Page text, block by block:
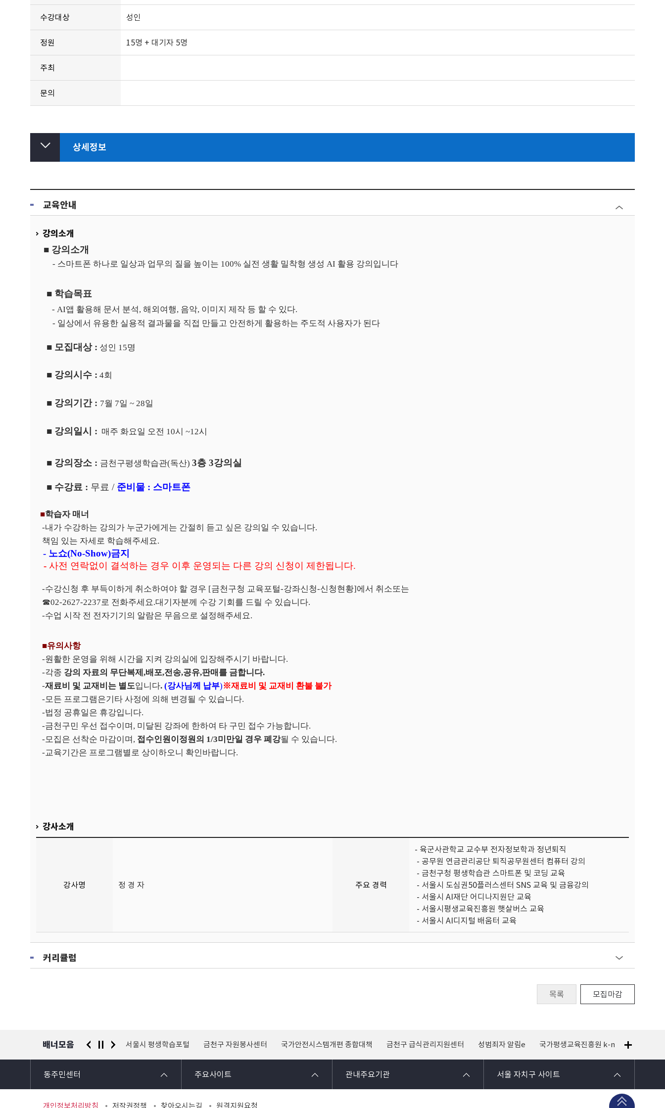
수강대상 성인
정원 15명 + 대기자 5명
주최
문의
상세정보
교육안내
강의소개
■ 강의소개
- 스마트폰 하나로 일상과 업무의 질을 높이는 100% 실전 생활 밀착형 생성 AI 활용 강의입니다
■ 학습목표
-AI앱 활용해 문서 분석,해외여행, 음악, 이미지 제작 등 할 수 있다.
- 일상에서 유용한 실용적 결과물을 직접 만들고 안전하게 활용하는 주도적 사용자가 된다
■ 모집대상 : 성인 15명
■ 강의시수 : 4회
■ 강의기간 : 7월 7일 ~ 28일
■ 강의일시 : 매주 화요일 오전 10시 ~12시
■ 강의장소 : 금천구평생학습관(독산) 3층 3강의실
■ 수강료 : 무료 / 준비물 : 스마트폰
■학습자 매너
-내가 수강하는 강의가 누군가에게는 간절히 듣고 싶은 강의일 수 있습니다.
책임 있는 자세로 학습해주세요.
- 노쇼(No-Show)금지
- 사전 연락없이 결석하는 경우 이후 운영되는 다른 강의 신청이 제한됩니다.
-수강신청 후 부득이하게 취소하여야 할 경우 [금천구청 교육포털-강좌신청-신청현황]에서 취소또는
☎02-2627-2237 로 전화주세요.대기자분께 수강 기회를 드릴 수 있습니다.
-수업 시작 전 전자기기의 알람은 무음으로 설정해주세요.
■유의사항
-원활한 운영을 위해 시간을 지켜 강의실에 입장해주시기 바랍니다.
-각종 강의 자료의 무단복제 ,배포,전송,공유,판매를 금합니다.
-재료비 및 교재비는 별도입니다. (강사님께 납부)※재료비 및 교재비 환불 불가
- 모든 프로그램은기타 사정에 의해 변경될 수 있습니다.
-법정 공휴일은 휴강입니다.
-금천구민 우선 접수이며 , 미달된 강좌에 한하여 타 구민 접수 가능합니다.
- 모집은 선착순 마감이며 , 접수인원이정원의 1/3미만일 경우 폐강될 수 있습니다.
-교육기간은 프로그램별로 상이하오니 확인바랍니다.
강사소개
강사명 정 경 자 주요 경력
- 육군사관학교 교수부 전자정보학과 정년퇴직
- 공무원 연금관리공단 퇴직공무원센터 컴퓨터 강의
- 금천구청 평생학습관 스마트폰 및 코딩 교육
- 서울시 도심권50플러스센터 SNS 교육 및 금융강의
- 서울시 AI재단 어디나지원단 교육
- 서울시평생교육진흥원 햇살버스 교육
- 서울시 AI디지털 배움터 교육
커리큘럼
목록 모집마감
배너모음
경찰청 유실물 통합포털 서울시 평생학습포털 금천구 자원봉사센터 국가안전시스템개편 종합대책 금천구 급식관리지원센터 성범죄자 알림e 국가평생교육진흥원 k-mooc
동주민센터 주요사이트 관내주요기관 서울 자치구 사이트
개인정보처리방침 저작권정책 찾아오시는길 원격지원요청